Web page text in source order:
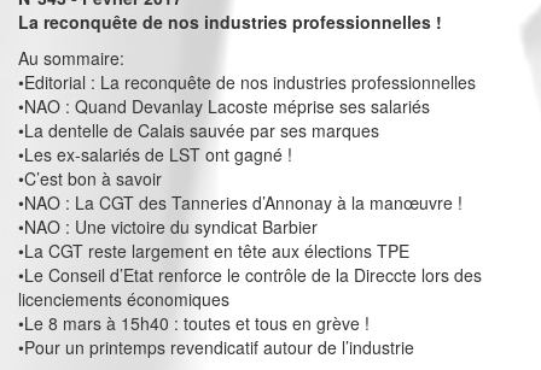
La reconquête de nos industries professionnelles !
Au sommaire:
•Editorial : La reconquête de nos industries professionnelles
•NAO : Quand Devanlay Lacoste méprise ses salariés
•La dentelle de Calais sauvée par ses marques
•Les ex-salariés de LST ont gagné !
•C’est bon à savoir
•NAO : La CGT des Tanneries d’Annonay à la manœuvre !
•NAO : Une victoire du syndicat Barbier
•La CGT reste largement en tête aux élections TPE
•Le Conseil d’Etat renforce le contrôle de la Direccte lors des
licenciements économiques
•Le 8 mars à 15h40 : toutes et tous en grève !
•Pour un printemps revendicatif autour de l’industrie